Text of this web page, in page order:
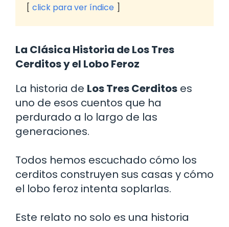
click para ver índice
La Clásica Historia de Los Tres
Cerditos y el Lobo Feroz
La historia de Los Tres Cerditos es
uno de esos cuentos que ha
perdurado a lo largo de las
generaciones.
Todos hemos escuchado cómo los
cerditos construyen sus casas y cómo
el lobo feroz intenta soplarlas.
Este relato no solo es una historia